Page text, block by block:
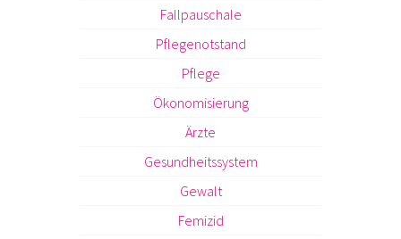
Fallpauschale
Pflegenotstand
Pflege
Ökonomisierung
Ärzte
Gesundheitssystem
Gewalt
Femizid